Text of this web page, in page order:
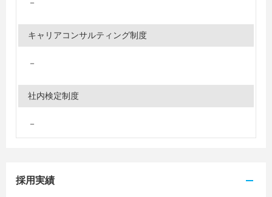
－
キャリアコンサルティング制度
－
社内検定制度
－
採用実績